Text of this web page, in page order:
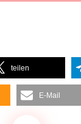
teilen
E-Mail